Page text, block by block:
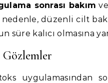
sonrası bakım
düzenli cilt
süre kalıcı olmasına
uygulamasından